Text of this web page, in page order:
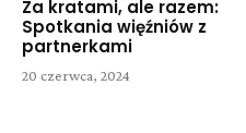
Za kratami, ale razem:
Spotkania więźniów z
partnerkami
20 czerwca, 2024